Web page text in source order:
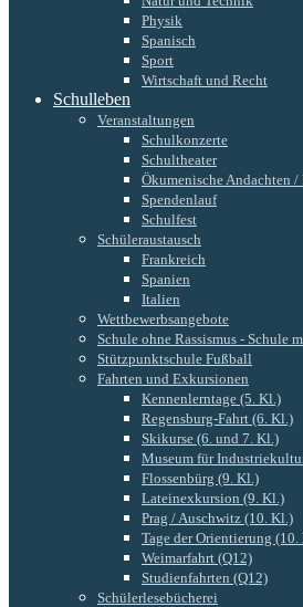
Physik
Spanisch
Sport
Wirtschaft und Recht
Schulleben
Veranstaltungen
Schulkonzerte
Schultheater
Ökumenische Andachten
Spendenlauf
Schulfest
Schüleraustausch
Frankreich
Spanien
Italien
Wettbewerbsangebote
Schule ohne Rassismus - Schule
Stützpunktschule Fußball
Fahrten und Exkursionen
Kennenlerntage (5. Kl.)
Regensburg-Fahrt (6. Kl.)
Skikurse (6. und 7. Kl.)
Museum für
Flossenbürg (9. Kl.)
Lateinexkursion (9. Kl.)
Prag / Auschwitz (10. Kl.)
Tage der Orientierung
Weimarfahrt (Q12)
Studienfahrten (Q12)
Schülerlesebücherei